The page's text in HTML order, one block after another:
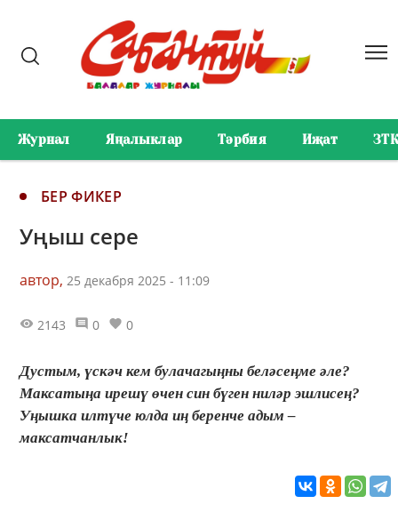
Журнал Яңалыклар Тәрбия Иҗат ЗТК
БЕР ФИКЕР
Уңыш сере
автор, 25 декабря 2025 - 11:09
2143 0 0
Дустым, үскәч кем булачагыңны беләсеңме әле?
Максатыңа ирешү өчен син бүген ниләр эшлисең?
Уңышка илтүче юлда иң беренче адым –
максатчанлык!